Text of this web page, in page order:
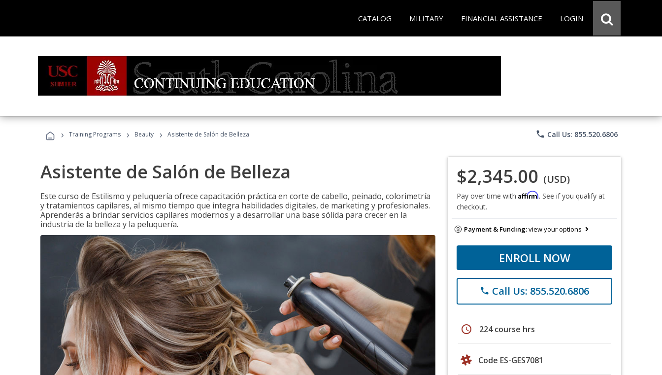
CATALOG MILITARY FINANCIAL ASSISTANCE LOGIN
› Training Programs › Beauty › Asistente de Salón de Belleza phone Call Us: 855.520.6806
Asistente de Salón de Belleza
Este curso de Estilismo y peluquería ofrece capacitación práctica en corte de cabello, peinado, colorimetría
y tratamientos capilares, al mismo tiempo que integra habilidades digitales, de marketing y profesionales.
Aprenderás a brindar servicios capilares modernos y a desarrollar una base sólida para crecer en la
industria de la belleza y la peluquería.
$2,345.00 (USD)
Pay over time with Affirm. See if you qualify at
checkout.
Payment & Funding:view your options
ENROLL NOW
phone Call Us: 855.520.6806
schedule 224 course hrs
Code ES-GES7081